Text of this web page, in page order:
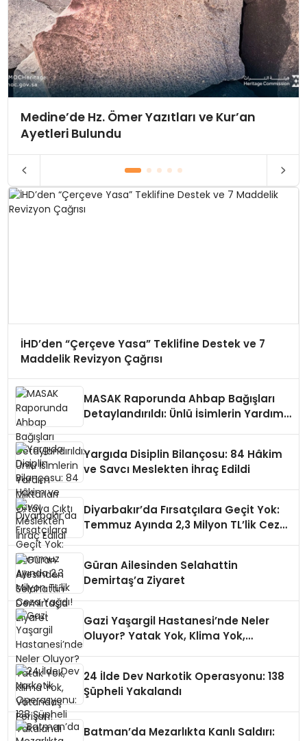
Medine’de Hz. Ömer Yazıtları ve Kur’an
Ayetleri Bulundu
İHD’den “Çerçeve Yasa” Teklifine Destek ve 7
Maddelik Revizyon Çağrısı
MASAK Raporunda Ahbap Bağışları
Detaylandırıldı: Ünlü İsimlerin Yardım
Yargıda Disiplin Bilançosu: 84 Hâkim
ve Savcı Meslekten İhraç Edildi
Diyarbakır’da Fırsatçılara Geçit Yok:
Temmuz Ayında 2,3 Milyon TL’lik Ceza
Güran Ailesinden Selahattin
Demirtaş’a Ziyaret
Gazi Yaşargil Hastanesi’nde Neler
Oluyor? Yatak Yok, Klima Yok,
24 İlde Dev Narkotik Operasyonu: 138
Şüpheli Yakalandı
Batman’da Mezarlıkta Kanlı Saldırı: